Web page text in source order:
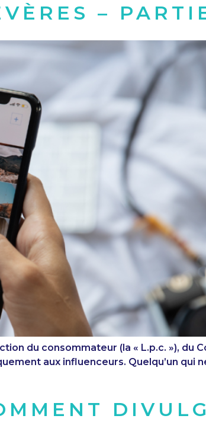
–
du consommateur (la « L.p.c. »), du
aux influenceurs. Quelqu’un qui